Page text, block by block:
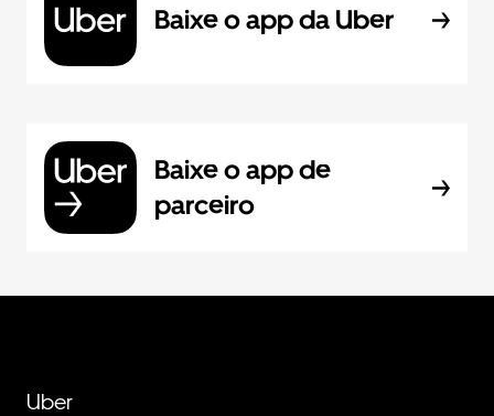
Baixe o app da Uber
Baixe o app de
parceiro
Uber